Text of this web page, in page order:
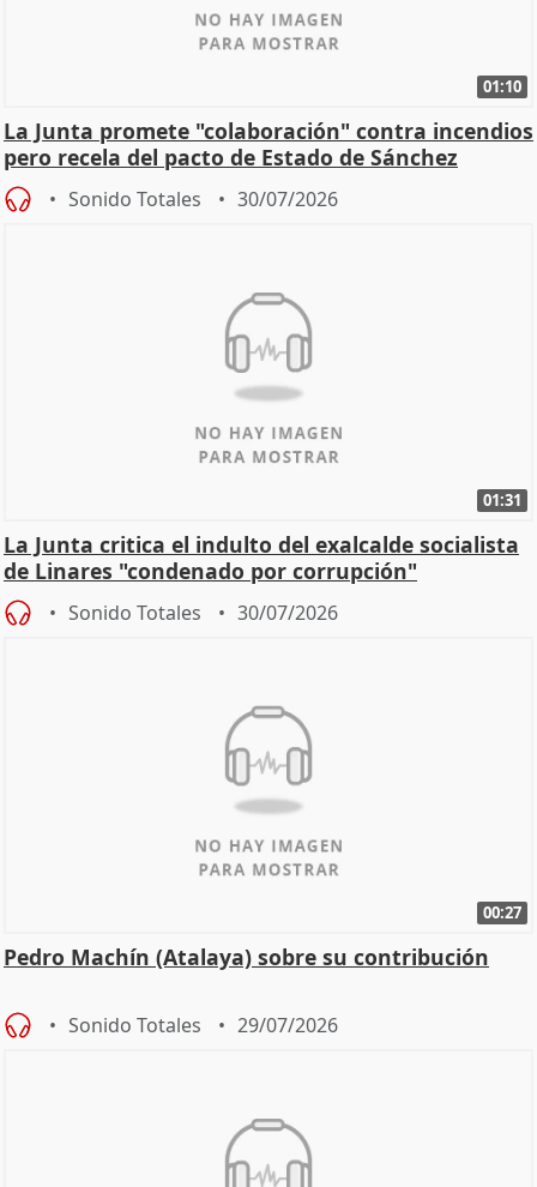
01:10
La Junta promete "colaboración" contra incendios
pero recela del pacto de Estado de Sánchez
Sonido Totales 30/07/2026
01:31
La Junta critica el indulto del exalcalde socialista
de Linares "condenado por corrupción"
Sonido Totales 30/07/2026
00:27
Pedro Machín (Atalaya) sobre su contribución
Sonido Totales 29/07/2026